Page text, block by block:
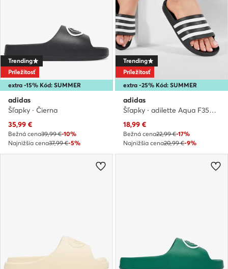
extra -15% Kód: SUMMER
Trending
Príležitosť
adidas
Šľapky · Čierna
Aktuálna cena
35,99 €
Bežná cena39,99 €-10%
Najnižšia cena37,99 €-5%
extra -25% Kód: SUMMER
Trending
Príležitosť
adidas
Šľapky · adilette Aqua F35543 · Čierna
Aktuálna cena
18,99 €
Bežná cena22,99 €-17%
Najnižšia cena20,99 €-9%